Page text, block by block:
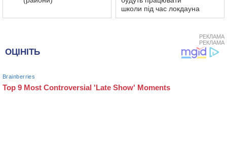
школи під час локдауна
РЕКЛАМА
РЕКЛАМА